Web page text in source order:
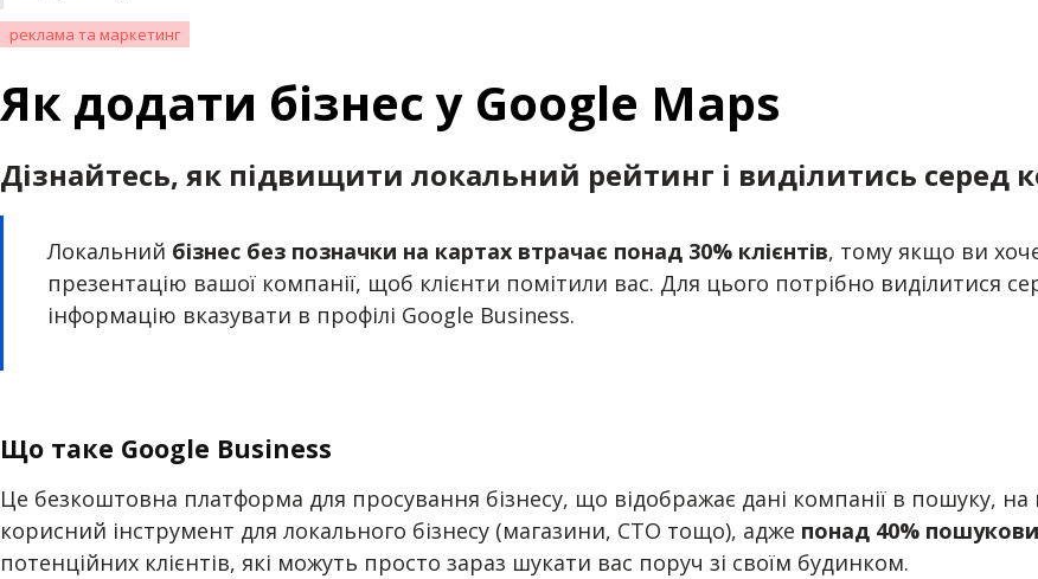
реклама та маркетинг
Як додати бізнес у Google Maps
Дізнайтесь, як підвищити локальний рейтинг і виділитись серед
Локальний бізнес без позначки на картах втрачає понад 30% клієнтів, тому якщо ви
презентацію вашої компанії, щоб клієнти помітили вас. Для цього потрібно виділитися
інформацію вказувати в профілі Google Business.
Що таке Google Business
Це безкоштовна платформа для просування бізнесу, що відображає дані компанії в пошуку,
корисний інструмент для локального бізнесу (магазини, СТО тощо), адже понад 40%
потенційних клієнтів, які можуть просто зараз шукати вас поруч зі своїм будинком.